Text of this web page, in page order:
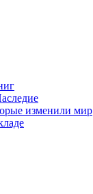
изменили мир